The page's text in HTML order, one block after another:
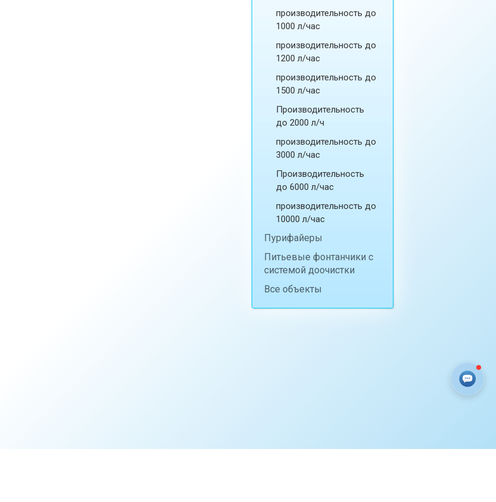
производительность до
1000 л/час
производительность до
1200 л/час
производительность до
1500 л/час
Производительность
до 2000 л/ч
производительность до
3000 л/час
Производительность
до 6000 л/час
производительность до
10000 л/час
Пурифайеры
Питьевые фонтанчики с
системой доочистки
Все объекты